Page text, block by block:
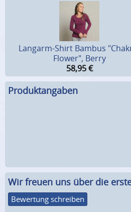
Langarm-Shirt Bambus
Flower", Berry
58,95 €
Produktangaben
Wir freuen uns über die
Bewertung schreiben